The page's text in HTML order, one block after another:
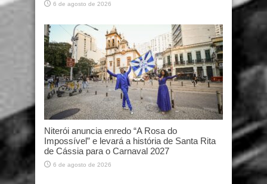
6 de agosto de 2026
Niterói anuncia enredo “A Rosa do
Impossível” e levará a história de Santa Rita
de Cássia para o Carnaval 2027
6 de agosto de 2026